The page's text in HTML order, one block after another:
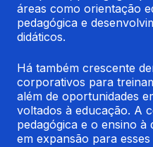
áreas como orientação
pedagógica e
didáticos.
Há também crescente
corporativos para
além de oportunidades
voltados à educação. A
pedagógica e o ensino à
em expansão para